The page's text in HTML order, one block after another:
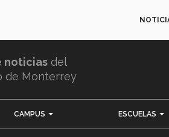
noticias del
de Monterrey
CAMPUS ESCUELAS